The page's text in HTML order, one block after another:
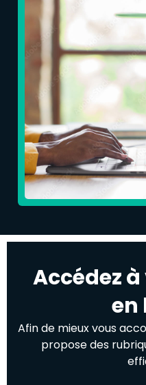
Accédez
en
Afin de mieux vous
propose des